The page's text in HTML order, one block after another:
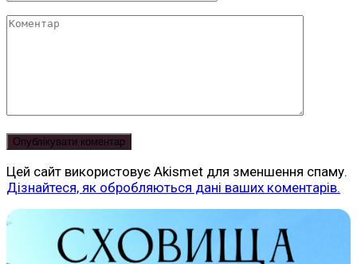
Коментар
Цей сайт використовує Akismet для зменшення спаму.
Дізнайтеся, як обробляються дані ваших коментарів.